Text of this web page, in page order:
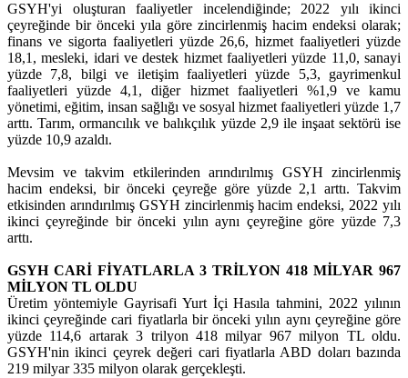
GSYH'yi oluşturan faaliyetler incelendiğinde; 2022 yılı ikinci
çeyreğinde bir önceki yıla göre zincirlenmiş hacim endeksi olarak;
finans ve sigorta faaliyetleri yüzde 26,6, hizmet faaliyetleri yüzde
18,1, mesleki, idari ve destek hizmet faaliyetleri yüzde 11,0, sanayi
yüzde 7,8, bilgi ve iletişim faaliyetleri yüzde 5,3, gayrimenkul
faaliyetleri yüzde 4,1, diğer hizmet faaliyetleri %1,9 ve kamu
yönetimi, eğitim, insan sağlığı ve sosyal hizmet faaliyetleri yüzde 1,7
arttı. Tarım, ormancılık ve balıkçılık yüzde 2,9 ile inşaat sektörü ise
yüzde 10,9 azaldı.
Mevsim ve takvim etkilerinden arındırılmış GSYH zincirlenmiş
hacim endeksi, bir önceki çeyreğe göre yüzde 2,1 arttı. Takvim
etkisinden arındırılmış GSYH zincirlenmiş hacim endeksi, 2022 yılı
ikinci çeyreğinde bir önceki yılın aynı çeyreğine göre yüzde 7,3
arttı.
GSYH CARİ FİYATLARLA 3 TRİLYON 418 MİLYAR 967
MİLYON TL OLDU
Üretim yöntemiyle Gayrisafi Yurt İçi Hasıla tahmini, 2022 yılının
ikinci çeyreğinde cari fiyatlarla bir önceki yılın aynı çeyreğine göre
yüzde 114,6 artarak 3 trilyon 418 milyar 967 milyon TL oldu.
GSYH'nin ikinci çeyrek değeri cari fiyatlarla ABD doları bazında
219 milyar 335 milyon olarak gerçekleşti.